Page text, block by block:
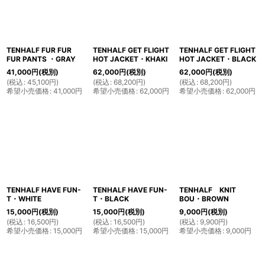
TENHALF FUR FUR
FUR PANTS ・GRAY
41,000円(税別)
(税込 : 45,100円)
希望小売価格: 41,000円
TENHALF GET FLIGHT
HOT JACKET・KHAKI
62,000円(税別)
(税込 : 68,200円)
希望小売価格: 62,000円
TENHALF GET FLIGHT
HOT JACKET・BLACK
62,000円(税別)
(税込 : 68,200円)
希望小売価格: 62,000円
TENHALF HAVE FUN-
T・WHITE
15,000円(税別)
(税込 : 16,500円)
希望小売価格: 15,000円
TENHALF HAVE FUN-
T・BLACK
15,000円(税別)
(税込 : 16,500円)
希望小売価格: 15,000円
TENHALF KNIT
BOU・BROWN
9,000円(税別)
(税込 : 9,900円)
希望小売価格: 9,000円